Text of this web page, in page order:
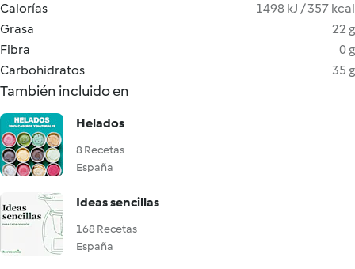
Calorías
1498 kJ / 357 kcal
Grasa
22 g
Fibra
0 g
Carbohidratos
35 g
También incluido en
Helados
8 Recetas
España
Ideas sencillas
168 Recetas
España